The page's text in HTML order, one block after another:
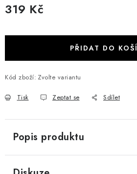
319 Kč
PŘIDAT DO
Kód zboží: Zvolte variantu
Tisk Zeptat se Sdílet
Popis produktu